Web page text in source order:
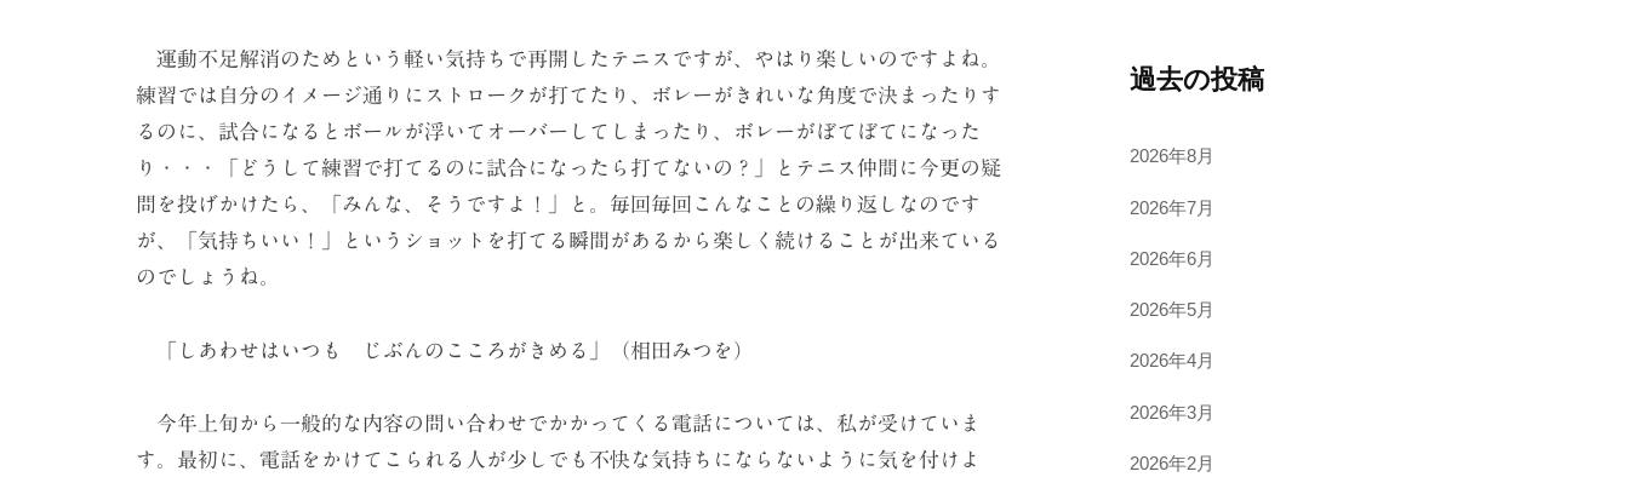
運動不足解消のためという軽い気持ちで再開したテニスですが、やはり楽しいのですよね。
練習では自分のイメージ通りにストロークが打てたり、ボレーがきれいな角度で決まったりす
るのに、試合になるとボールが浮いてオーバーしてしまったり、ボレーがぼてぼてになった
り・・・「どうして練習で打てるのに試合になったら打てないの？」とテニス仲間に今更の疑
問を投げかけたら、「みんな、そうですよ！」と。毎回毎回こんなことの繰り返しなのです
が、「気持ちいい！」というショットを打てる瞬間があるから楽しく続けることが出来ている
のでしょうね。
「しあわせはいつも じぶんのこころがきめる」（相田みつを）
今年上旬から一般的な内容の問い合わせでかかってくる電話については、私が受けていま
す。最初に、電話をかけてこられる人が少しでも不快な気持ちにならないように気を付けよ
過去の投稿
2026年8月
2026年7月
2026年6月
2026年5月
2026年4月
2026年3月
2026年2月